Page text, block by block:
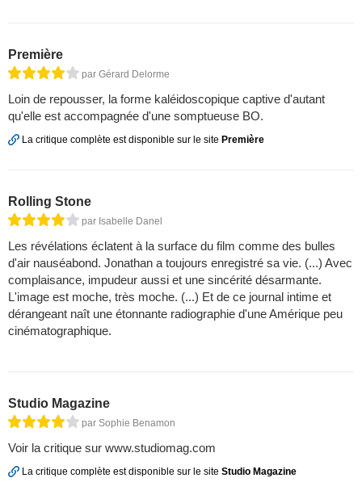
Première
par Gérard Delorme
Loin de repousser, la forme kaléidoscopique captive d'autant
qu'elle est accompagnée d'une somptueuse BO.
La critique complète est disponible sur le site Première
Rolling Stone
par Isabelle Danel
Les révélations éclatent à la surface du film comme des bulles
d'air nauséabond. Jonathan a toujours enregistré sa vie. (...) Avec
complaisance, impudeur aussi et une sincérité désarmante.
L'image est moche, très moche. (...) Et de ce journal intime et
dérangeant naît une étonnante radiographie d'une Amérique peu
cinématographique.
Studio Magazine
par Sophie Benamon
Voir la critique sur www.studiomag.com
La critique complète est disponible sur le site Studio Magazine